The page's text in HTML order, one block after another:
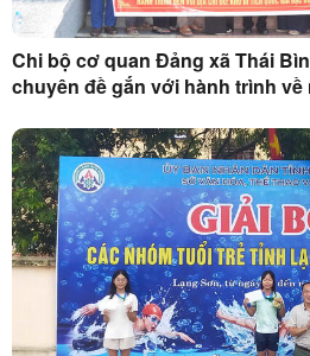
Chi bộ cơ quan Đảng xã Thái Bình: Đổi mới sinh
chuyên đề gắn với hành trình về